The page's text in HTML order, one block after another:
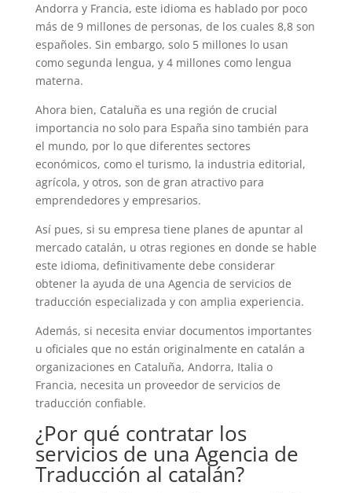
Andorra y Francia, este idioma es hablado por poco
más de 9 millones de personas, de los cuales 8,8 son
españoles. Sin embargo, solo 5 millones lo usan
como segunda lengua, y 4 millones como lengua
materna.
Ahora bien, Cataluña es una región de crucial
importancia no solo para España sino también para
el mundo, por lo que diferentes sectores
económicos, como el turismo, la industria editorial,
agrícola, y otros, son de gran atractivo para
emprendedores y empresarios.
Así pues, si su empresa tiene planes de apuntar al
mercado catalán, u otras regiones en donde se hable
este idioma, definitivamente debe considerar
obtener la ayuda de una Agencia de servicios de
traducción especializada y con amplia experiencia.
Además, si necesita enviar documentos importantes
u oficiales que no están originalmente en catalán a
organizaciones en Cataluña, Andorra, Italia o
Francia, necesita un proveedor de servicios de
traducción confiable.
¿Por qué contratar los
servicios de una Agencia de
Traducción al catalán?